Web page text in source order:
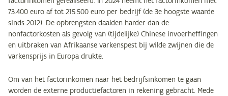
73.400 euro af tot 215.500 euro per bedrijf (de 3e hoogste waarde
sinds 2012). De opbrengsten daalden harder dan de
nonfactorkosten als gevolg van (tijdelijke) Chinese invoerheffingen
en uitbraken van Afrikaanse varkenspest bij wilde zwijnen die de
varkensprijs in Europa drukte.
Om van het factorinkomen naar het bedrijfsinkomen te gaan
worden de externe productiefactoren in rekening gebracht. Mede